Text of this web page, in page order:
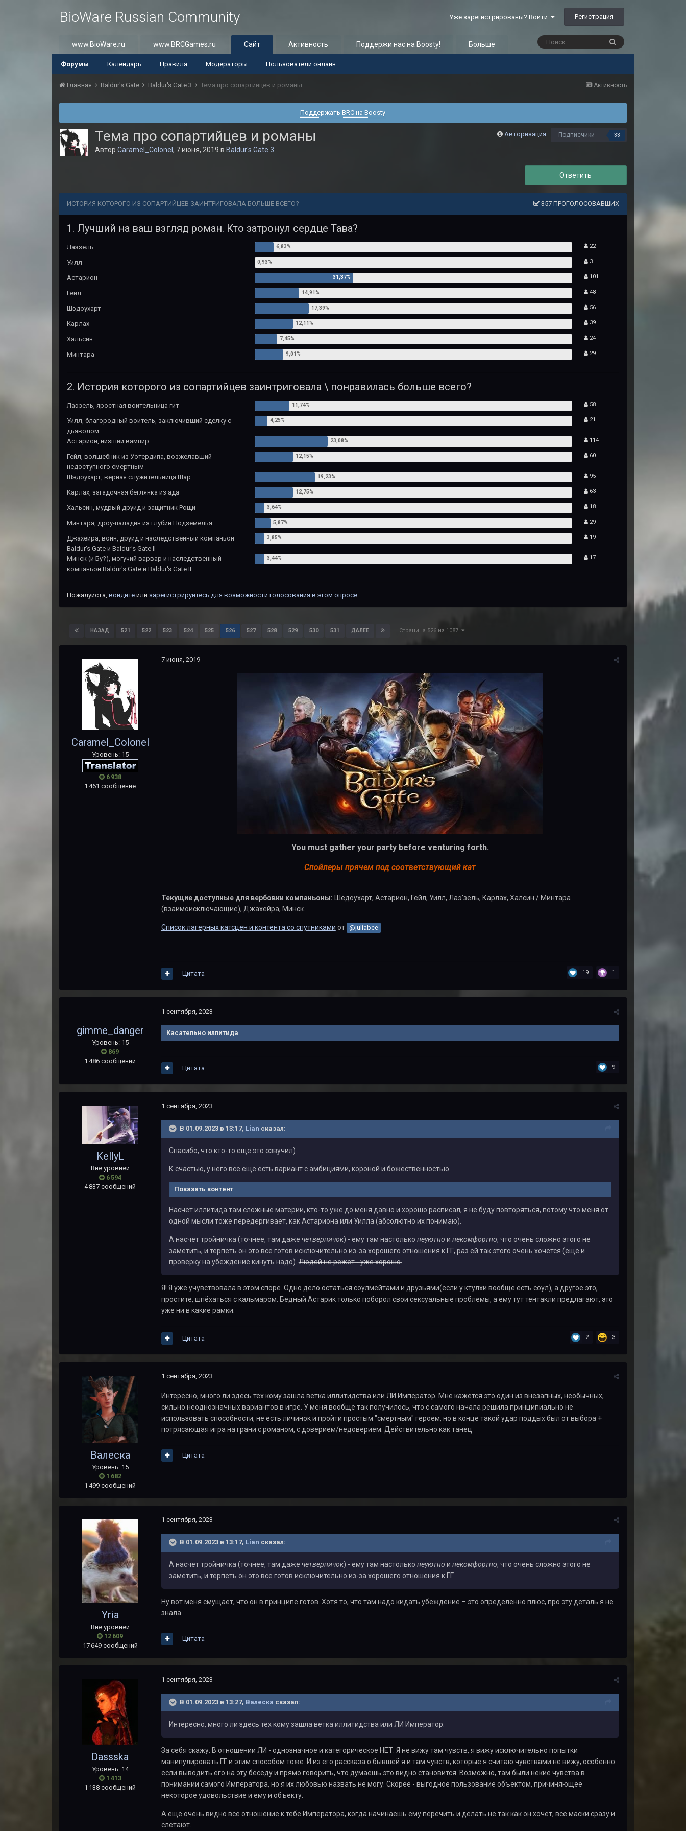
BioWare Russian Community Уже зарегистрированы? Войти Регистрация
www.BioWare.ru www.BRCGames.ru Сайт
Форумы Календарь Правила Модераторы Пользователи онлайн
Активность Поддержи нас на Boosty! Больше
Активность
Главная Baldur's Gate Baldur's Gate 3 Тема про сопартийцев и романы
Поддержать BRC на Boosty
Авторизация Подписчики 33
Тема про сопартийцев и романы
Автор Caramel_Colonel , 7 июня, 2019 в Baldur's Gate 3
Ответить
ИСТОРИЯ КОТОРОГО ИЗ СОПАРТИЙЦЕВ ЗАИНТРИГОВАЛА БОЛЬШЕ ВСЕГО? 357 ПРОГОЛОСОВАВШИХ
1. Лучший на ваш взгляд роман. Кто затронул сердце Тава?
Лаэзель 22
Уилл 3
Астарион 101
Гейл 48
Шэдоухарт 56
Карлах 39
Хальсин 24
Минтара 29
2. История которого из сопартийцев заинтриговала \ понравилась больше всего?
Лаэзель, яростная воительница гит 58
Уилл, благородный воитель, заключивший сделку с
дьяволом
21
Астарион, низший вампир 114
Гейл, волшебник из Уотердипа, возжелавший
недоступного смертным
60
Шэдоухарт, верная служительница Шар 95
Карлах, загадочная беглянка из ада 63
Хальсин, мудрый друид и защитник Рощи 18
Минтара, дроу-паладин из глубин Подземелья 29
Джахейра, воин, друид и наследственный компаньон
Baldur's Gate и Baldur's Gate II
19
Минск (и Бу?), могучий варвар и наследственный
компаньон Baldur's Gate и Baldur's Gate II
17
Пожалуйста, войдитеили зарегистрируйтесь для возможности голосования в этом опросе.
НАЗАД 521 522 523 524 525 526 527 528 529 530 531 ДАЛЕЕ Страница 526 из 1087
Caramel_Colonel
Уровень: 15
6 938
1 461 сообщение
7 июня, 2019
You must gather your party before venturing forth.
Спойлеры прячем под соответствующий кат
Текущие доступные для вербовки компаньоны: Шедоухарт, Астарион, Гейл, Уилл, Лаэ'зель, Карлах, Халсин / Минтара
(взаимоисключающие), Джахейра, Минск.
Список лагерных катсцен и контента со спутниками от @juliabee
19 1
Цитата
gimme_danger
Уровень: 15
869
1 486 сообщений
1 сентября, 2023
Касательно иллитида
9
Цитата
KellyL
Вне уровней
6 594
4 837 сообщений
1 сентября, 2023
В 01.09.2023 в 13:17, Lian сказал:
Спасибо, что кто-то еще это озвучил)
К счастью, у него все еще есть вариант с амбициями, короной и божественностью.
Показать контент
Насчет иллитида там сложные материи, кто-то уже до меня давно и хорошо расписал, я не буду повторяться, потому что меня от
одной мысли тоже передергивает, как Астариона или Уилла (абсолютно их понимаю).
А насчет тройничка (точнее, там даже четверничок) - ему там настолько неуютно и некомфортно, что очень сложно этого не
заметить, и терпеть он это все готов исключительно из-за хорошего отношения к ГГ, раз ей так этого очень хочется (еще и
проверку на убеждение кинуть надо).Людей не режет - уже хорошо.
Я! Я уже учувствовала в этом споре. Одно дело остаться соулмейтами и друзьями(если у ктулхи вообще есть соул), а другое это,
простите, шпёхаться с кальмаром. Бедный Астарик только поборол свои сексуальные проблемы, а ему тут тентакли предлагают, это
уже ни в какие рамки.
2 3
Цитата
Валеска
Уровень: 15
1 682
1 499 сообщений
1 сентября, 2023
Интересно, много ли здесь тех кому зашла ветка иллитидства или ЛИ Император. Мне кажется это один из внезапных, необычных,
сильно неоднозначных вариантов в игре. У меня вообще так получилось, что с самого начала решила принципиально не
использовать способности, не есть личинок и пройти простым "смертным" героем, но в конце такой удар поддых был от выбора +
потрясающая игра на грани с романом, с доверием/недоверием. Действительно как танец
Цитата
Yria
Вне уровней
12 609
17 649 сообщений
1 сентября, 2023
В 01.09.2023 в 13:17, Lian сказал:
А насчет тройничка (точнее, там даже четверничок) - ему там настолько неуютно и некомфортно, что очень сложно этого не
заметить, и терпеть он это все готов исключительно из-за хорошего отношения к ГГ
Ну вот меня смущает, что он в принципе готов. Хотя то, что там надо кидать убеждение – это определенно плюс, про эту деталь я не
знала.
Цитата
Dassska
Уровень: 14
1 413
1 138 сообщений
1 сентября, 2023
В 01.09.2023 в 13:27, Валеска сказал:
Интересно, много ли здесь тех кому зашла ветка иллитидства или ЛИ Император.
За себя скажу. В отношении ЛИ - однозначное и категорическое НЕТ. Я не вижу там чувств, я вижу исключительно попытки
манипулировать ГГ и этим способом тоже. И из его рассказа о бывшей я и там чувств, которые я считаю чувствами не вижу, особенно
если выводить его на эту беседу и прямо говорить, что думаешь это видно становится. Возможно, там были некие чувства в
понимании самого Императора, но я их любовью назвать не могу. Скорее - выгодное пользование объектом, причиняющее
некоторое удовольствие и ему и объекту.
А еще очень видно все отношение к тебе Императора, когда начинаешь ему перечить и делать не так как он хочет, все маски сразу и
слетают.